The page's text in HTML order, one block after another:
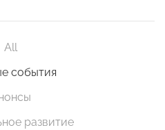
All
события
развитие